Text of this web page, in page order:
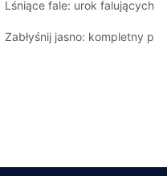
luster Infinity
Lśniące fale: urok falujących
świetle
Zabłyśnij jasno: kompletny